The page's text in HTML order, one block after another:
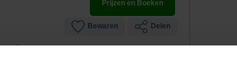
Prijzen en Boeken
Bewaren Delen